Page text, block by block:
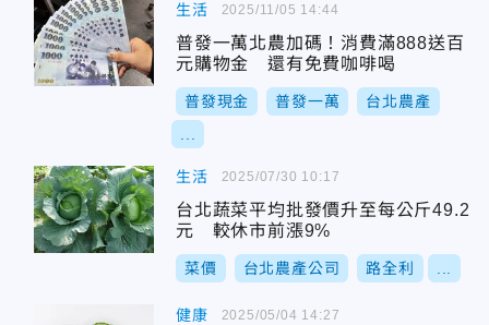
生活
普發一萬北農加碼！消費滿888送百
元購物金 還有免費咖啡喝
普發現金 普發一萬 台北農產
2025/11/05 14:44
生活
台北蔬菜平均批發價升至每公斤49.2
元 較休市前漲9%
菜價 台北農產公司 路全利
2025/07/30 10:17
健康 2025/05/04 14:27